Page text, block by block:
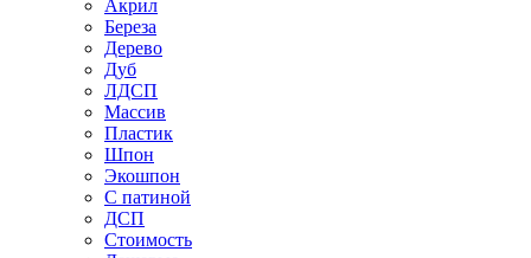
Акрил
Береза
Дерево
Дуб
ЛДСП
Массив
Пластик
Шпон
Экошпон
С патиной
ДСП
Стоимость